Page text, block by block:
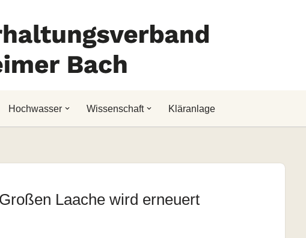
Hochwasser Wissenschaft Kläranlage
Laache wird erneuert